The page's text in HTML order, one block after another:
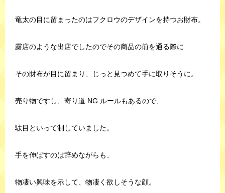
竜太の目に留まったのはフクロウのデザインを持つお財布。
露店のような出店でしたのでその商品の前を通る際に
その財布が目に留まり、じっと見つめて手に取りそうに。
売り物ですし、寄り道 NG ルールもあるので、
駄目といって制していました。
手を伸ばすのは辞めながらも、
物凄い興味を示して、物凄く欲しそうな顔。